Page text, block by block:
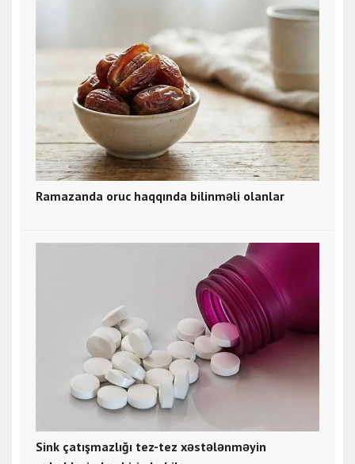
Ramazanda oruc haqqında bilinməli olanlar
Sink çatışmazlığı tez-tez xəstələnməyin